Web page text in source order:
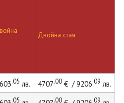
Двойна стая
.05 лв. 4707.00€ / 9206.09 лв.
.05 .00 .09